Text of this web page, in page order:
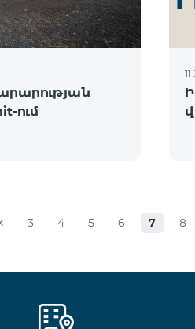
ում
3 4 5 6 7 8